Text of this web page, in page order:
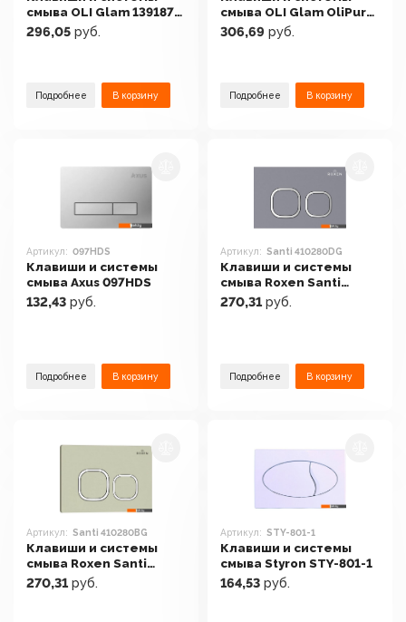
смыва OLI Glam 139187
(черный soft touch)
296,05 руб.
Подробнее В корзину
смыва OLI Glam OliPure
139179 (глянцевый
хром)
306,69 руб.
Подробнее В корзину
Артикул: 097HDS
Клавиши и системы
смыва Axus 097HDS
132,43 руб.
Подробнее В корзину
Артикул: Santi 410280DG
Клавиши и системы
смыва Roxen Santi
410280DG
270,31 руб.
Подробнее В корзину
Артикул: Santi 410280BG
Клавиши и системы
смыва Roxen Santi
410280BG
270,31 руб.
Артикул: STY-801-1
Клавиши и системы
смыва Styron STY-801-1
164,53 руб.